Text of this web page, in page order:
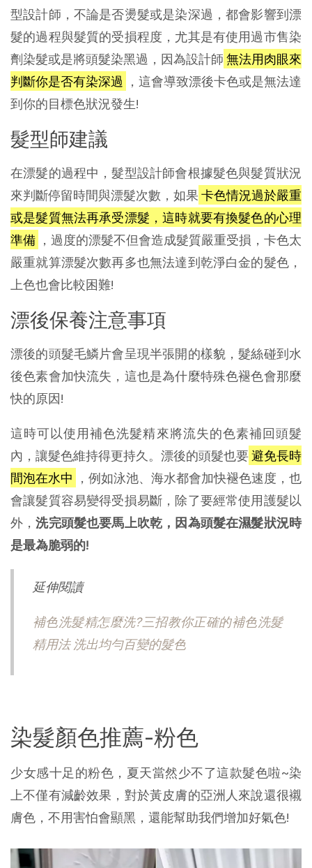
型設計師，不論是否燙髮或是染深過，都會影響到漂
髮的過程與髮質的受損程度，尤其是有使用過市售染
劑染髮或是將頭髮染黑過，因為設計師 無法用肉眼來
判斷你是否有染深過
，這會導致漂後卡色或是無法達
到你的目標色狀況發生!
髮型師建議
在漂髮的過程中，髮型設計師會根據髮色與髮質狀況
來判斷停留時間與漂髮次數，如果 卡色情況過於嚴重
或是髮質無法再承受漂髮，這時就要有換髮色的心理
準備 ，過度的漂髮不但會造成髮質嚴重受損，卡色太
嚴重就算漂髮次數再多也無法達到乾淨白金的髮色，
上色也會比較困難!
漂後保養注意事項
漂後的頭髮毛鱗片會呈現半張開的樣貌，髮絲碰到水
後色素會加快流失，這也是為什麼特殊色褪色會那麼
快的原因!
這時可以使用補色洗髮精來將流失的色素補回頭髮
內，讓髮色維持得更持久。漂後的頭髮也要避免長時
間泡在水中
，例如泳池、海水都會加快褪色速度，也
會讓髮質容易變得受損易斷，除了要經常使用護髮以
外，洗完頭髮也要馬上吹乾，因為頭髮在濕髮狀況時
是最為脆弱的!
延伸閱讀
補色洗髮精怎麼洗?三招教你正確的補色洗髮
精用法 洗出均勻百變的髮色
染髮顏色推薦-粉色
少女感十足的粉色，夏天當然少不了這款髮色啦~染
上不僅有減齡效果，對於黃皮膚的亞洲人來說還很襯
膚色，不用害怕會顯黑，還能幫助我們增加好氣色!